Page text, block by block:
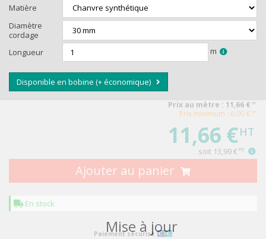
RECEVEZ
Matière
Diamètre
cordage
Longueur
m
Disponible en bobine (+ économique)
Mise à jour
Prix au mètre : 11,66 € HT
Prix minimum : 6,00 € HT
11,66 €HT
soit 13,99 € TTC
Ajouter au panier
En stock
Paiement sécurisé